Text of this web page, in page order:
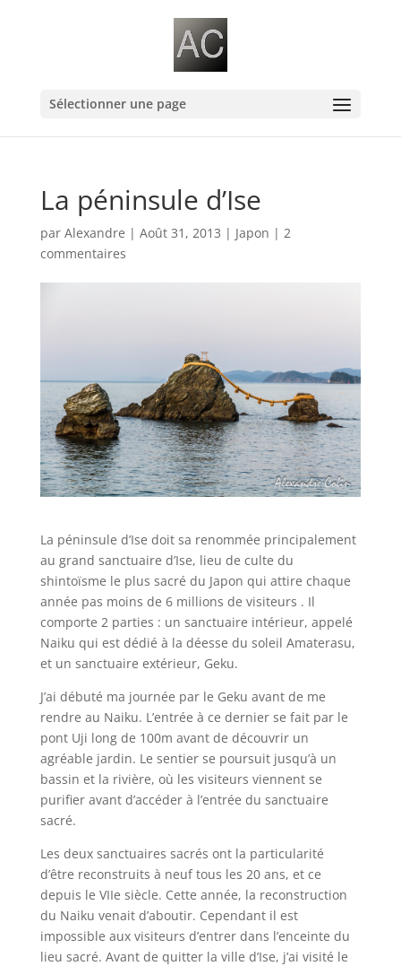
Sélectionner une page
La péninsule d’Ise
par Alexandre | Août 31, 2013 | Japon | 2
commentaires
La péninsule d’Ise doit sa renommée principalement
au grand sanctuaire d’Ise, lieu de culte du
shintoïsme le plus sacré du Japon qui attire chaque
année pas moins de 6 millions de visiteurs . Il
comporte 2 parties : un sanctuaire intérieur, appelé
Naiku qui est dédié à la déesse du soleil Amaterasu,
et un sanctuaire extérieur, Geku.
J’ai débuté ma journée par le Geku avant de me
rendre au Naiku. L’entrée à ce dernier se fait par le
pont Uji long de 100m avant de découvrir un
agréable jardin. Le sentier se poursuit jusqu’à un
bassin et la rivière, où les visiteurs viennent se
purifier avant d’accéder à l’entrée du sanctuaire
sacré.
Les deux sanctuaires sacrés ont la particularité
d’être reconstruits à neuf tous les 20 ans, et ce
depuis le VIIe siècle. Cette année, la reconstruction
du Naiku venait d’aboutir. Cependant il est
impossible aux visiteurs d’entrer dans l’enceinte du
lieu sacré. Avant de quitter la ville d’Ise, j’ai visité le